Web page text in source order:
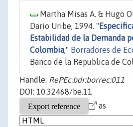
Martha Misas A. & Hugo
Dario Uribe, 1994. "
Estabilidad de la Demanda
Colombia," Borradores de
Banco de la Republica de
Handle: RePEc:bdr:borrec:011
DOI: 10.32468/be.11
as